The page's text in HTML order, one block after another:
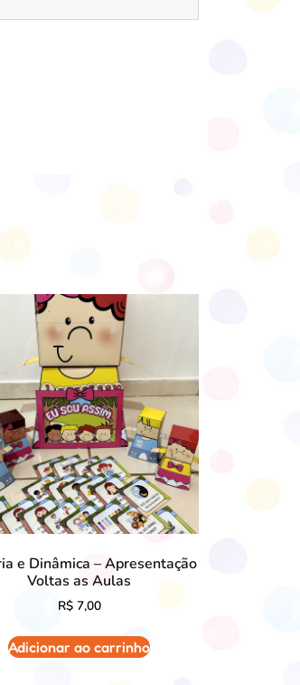
e Dinâmica – Apresentação
Voltas as Aulas
R$7,00
Adicionar ao carrinho